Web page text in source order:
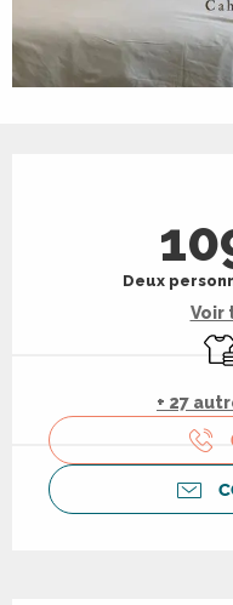
Deux
Voir
+ 27